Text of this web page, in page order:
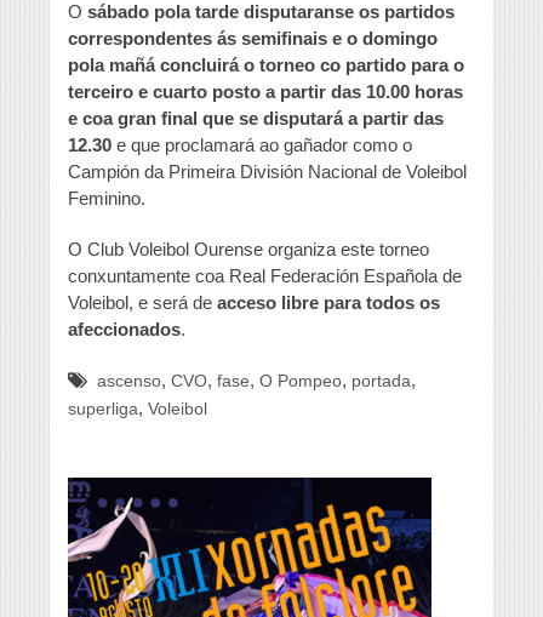
O sábado pola tarde disputaranse os partidos
correspondentes ás semifinais e o domingo
pola mañá concluirá o torneo co partido para o
terceiro e cuarto posto a partir das 10.00 horas
e coa gran final que se disputará a partir das
12.30 e que proclamará ao gañador como o
Campión da Primeira División Nacional de Voleibol
Feminino.
O Club Voleibol Ourense organiza este torneo
conxuntamente coa Real Federación Española de
Voleibol, e será de acceso libre para todos os
afeccionados.
ascenso, CVO, fase, O Pompeo, portada,
superliga, Voleibol